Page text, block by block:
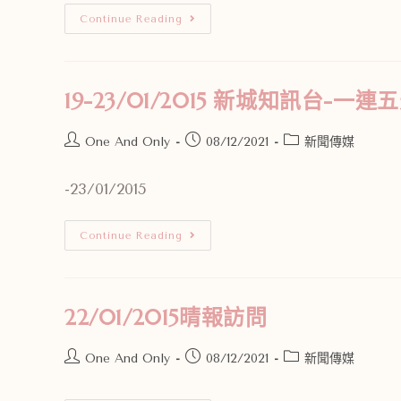
Continue Reading
19-23/01/2015 新城知訊台-一連
One And Only 08/12/2021 新聞傳媒
-23/01/2015
Continue Reading
22/01/2015晴報訪問
One And Only 08/12/2021 新聞傳媒